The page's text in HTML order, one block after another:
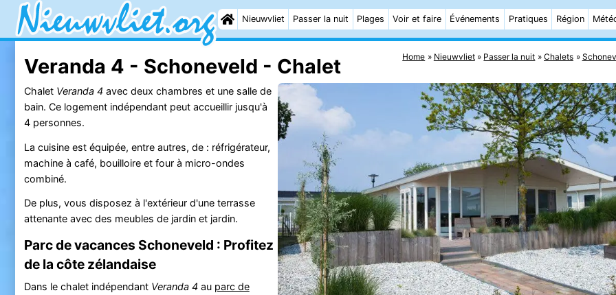
Nieuwvliet Passer la nuit Plages Voir et faire Événements Pratiques Région
Home Nieuwvliet Passer la nuit Chalets
Veranda 4 - Schoneveld - Chalet
Chalet Veranda 4avec deux chambres et une salle de
bain. Ce logement indépendant peut accueillir jusqu'à
4 personnes.
La cuisine est équipée, entre autres, de : réfrigérateur,
machine à café, bouilloire et four à micro-ondes
combiné.
De plus, vous disposez à l'extérieur d'une terrasse
attenante avec des meubles de jardin et jardin.
Parc de vacances Schoneveld : Profitez
de la côte zélandaise
Dans le chalet indépendant Veranda 4au parc de